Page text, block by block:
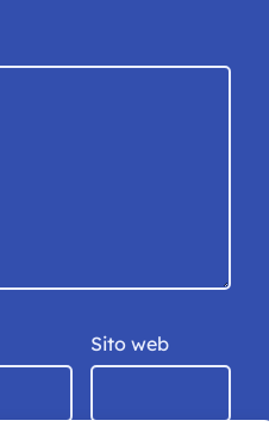
Sito web